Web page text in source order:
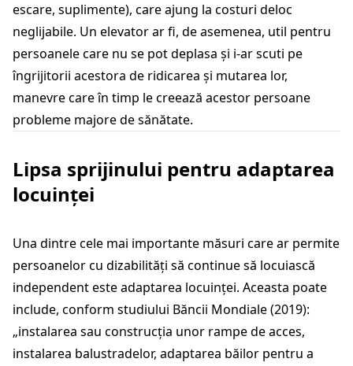
escare, suplimente), care ajung la costuri deloc
neglijabile. Un elevator ar fi, de asemenea, util pentru
persoanele care nu se pot deplasa și i-ar scuti pe
îngrijitorii acestora de ridicarea și mutarea lor,
manevre care în timp le creează acestor persoane
probleme majore de sănătate.
Lipsa sprijinului pentru adaptarea
locuinței
Una dintre cele mai importante măsuri care ar permite
persoanelor cu dizabilități să continue să locuiască
independent este adaptarea locuinței. Aceasta poate
include, conform studiului Băncii Mondiale (2019):
„instalarea sau construcția unor rampe de acces,
instalarea balustradelor, adaptarea băilor pentru a